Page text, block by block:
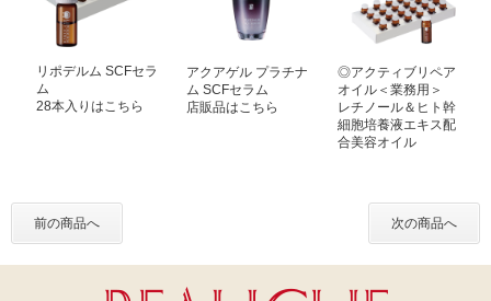
リポデルム SCFセラ
ム
28本入りはこちら
アクアゲル プラチナ
ム SCFセラム
店販品はこちら
◎アクティブリペア
オイル＜業務用＞
レチノール＆ヒト幹
細胞培養液エキス配
合美容オイル
前の商品へ 次の商品へ